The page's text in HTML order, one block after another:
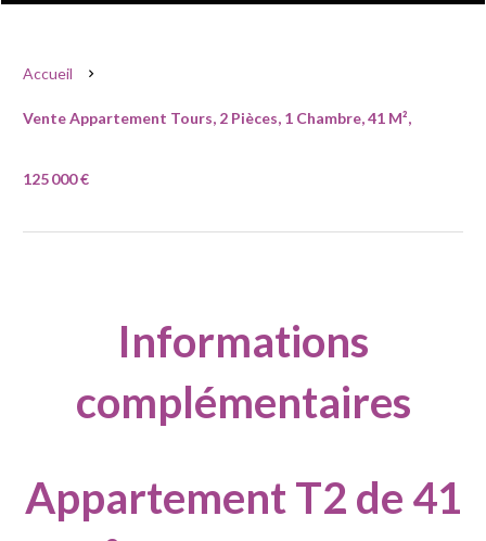
Accueil
Vente Appartement Tours, 2 Pièces, 1 Chambre, 41 M²,
125 000 €
Informations
complémentaires
Appartement T2 de 41